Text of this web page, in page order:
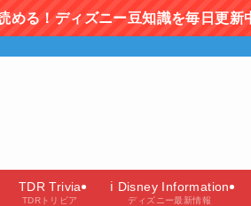
ー豆知識を毎日更新中！
ーのディズニーガイド）
TDR Trivia
TDRトリビア
ℹ️ Disney Information
ディズニー最新情報